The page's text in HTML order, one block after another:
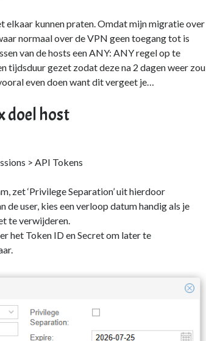
elkaar kunnen praten. Omdat mijn migratie over
normaal over de VPN geen toegang tot is
van de hosts een ANY: ANY regel op te
tijdsduur gezet zodat deze na 2 dagen weer zou
even doen want dit vergeet je…
doel host
> API Tokens
zet ‘Privilege Separation’ uit hierdoor
de user, kies een verloop datum handig als je
te verwijderen.
het Token ID en Secret om later te